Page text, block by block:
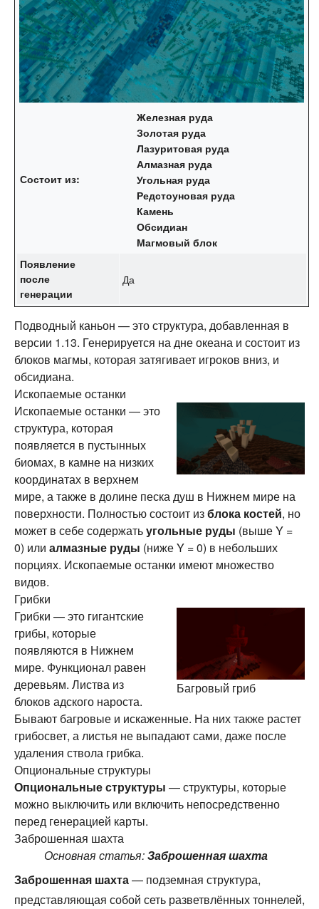
Состоит из:
Железная руда
Золотая руда
Лазуритовая руда
Алмазная руда
Угольная руда
Редстоуновая руда
Камень
Обсидиан
Магмовый блок
Появление
после
генерации
Да
Подводный каньон — это структура, добавленная в
версии 1.13. Генерируется на дне океана и состоит из
блоков магмы, которая затягивает игроков вниз, и
обсидиана.
Ископаемые останки
Ископаемые останки — это
структура, которая
появляется в пустынных
биомах, в камне на низких
координатах в верхнем
мире, а также в долине песка душ в Нижнем мире на
поверхности. Полностью состоит изблока костей, но
может в себе содержатьугольные руды (выше Y =
0) или алмазные руды (ниже Y = 0) в небольших
порциях. Ископаемые останки имеют множество
видов.
Грибки
Багровый гриб
Грибки — это гигантские
грибы, которые
появляются в Нижнем
мире. Функционал равен
деревьям. Листва из
блоков адского нароста.
Бывают багровые и искаженные. На них также растет
грибосвет, а листья не выпадают сами, даже после
удаления ствола грибка.
Опциональные структуры
Опциональные структуры — структуры, которые
можно выключить или включить непосредственно
перед генерацией карты.
Заброшенная шахта
Основная статья:Заброшенная шахта
Заброшенная шахта— подземная структура,
представляющая собой сеть разветвлённых тоннелей,